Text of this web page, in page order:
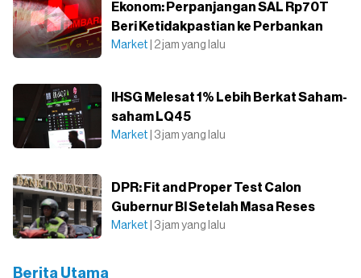
Ekonom: Perpanjangan SAL Rp70T
Beri Ketidakpastian ke Perbankan
Market | 2 jam yang lalu
IHSG Melesat 1% Lebih Berkat Saham-
saham LQ45
Market | 3 jam yang lalu
DPR: Fit and Proper Test Calon
Gubernur BI Setelah Masa Reses
Market | 3 jam yang lalu
Berita Utama